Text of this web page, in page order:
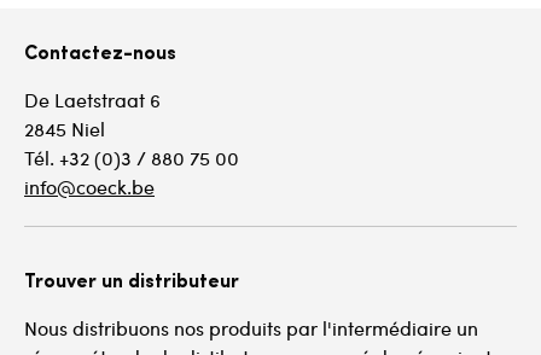
Contactez-nous
De Laetstraat 6
2845 Niel
Tél. +32 (0)3 / 880 75 00
info@coeck.be
Trouver un distributeur
Nous distribuons nos produits par l'intermédiaire un